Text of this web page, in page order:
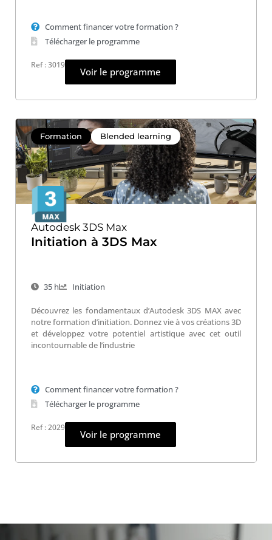
Comment financer votre formation ?
Télécharger le programme
Ref : 3019
Voir le programme
Formation Blended learning
Autodesk 3DS Max
Initiation à 3DS Max
35 h Initiation
Découvrez les fondamentaux d’Autodesk 3DS MAX avec
notre formation d’initiation. Donnez vie à vos créations 3D
et développez votre potentiel artistique avec cet outil
incontournable de l’industrie
Comment financer votre formation ?
Télécharger le programme
Ref : 2029
Voir le programme